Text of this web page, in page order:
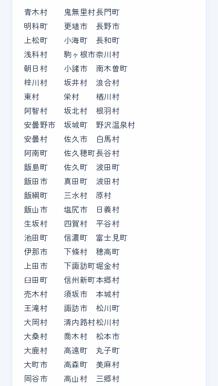
青木村 鬼無里村長門町
明科町
更埴市
長野市
上松町
小海町
長和町
浅科村
駒ヶ根市奈川村
朝日村
小諸市
南木曽町
梓川村
坂井村
浪合村
東村
栄村
楢川村
阿智村
坂北村
根羽村
安曇野市
坂城町
野沢温泉村
安曇村
佐久市
白馬村
阿南町
佐久穂町長谷村
飯島町
佐久町
波田町
飯田市
真田町
波田村
飯綱町
三水村
原村
飯山市
塩尻市
日義村
生坂村
四賀村
平谷村
池田町
信濃町
富士見町
伊那市
下條村
穂高町
上田市
下諏訪町堀金村
臼田町
信州新町本郷村
売木村
須坂市
本城村
王滝村
諏訪市
松川町
大岡村
清内路村松川村
大桑村
喬木村
松本市
大鹿村
高遠町
丸子町
大町市
高森町
美麻村
岡谷市
高山村
三郷村